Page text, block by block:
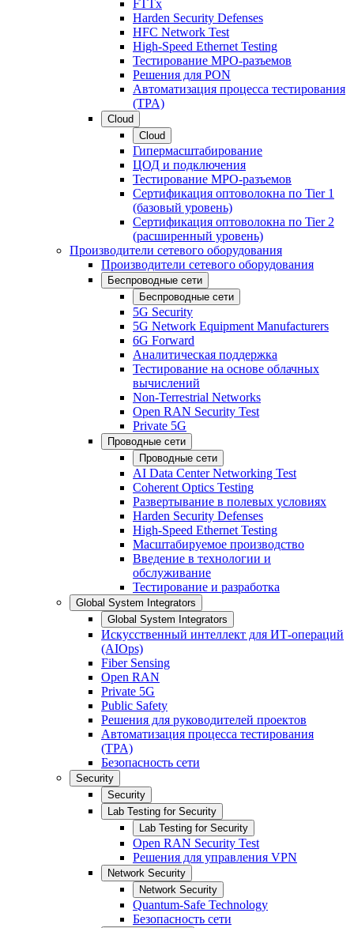
FTTx
Harden Security Defenses
HFC Network Test
High-Speed Ethernet Testing
Тестирование МРО-разъемов
Решения для PON
Автоматизация процесса тестирования
(TPA)
Cloud
Cloud
Гипермасштабирование
ЦОД и подключения
Тестирование МРО-разъемов
Сертификация оптоволокна по Tier 1
(базовый уровень)
Сертификация оптоволокна по Tier 2
(расширенный уровень)
Производители сетевого оборудования
Производители сетевого оборудования
Беспроводные сети
Беспроводные сети
5G Security
5G Network Equipment Manufacturers
6G Forward
Аналитическая поддержка
Тестирование на основе облачных
вычислений
Non-Terrestrial Networks
Open RAN Security Test
Private 5G
Проводные сети
Проводные сети
AI Data Center Networking Test
Coherent Optics Testing
Развертывание в полевых условиях
Harden Security Defenses
High-Speed Ethernet Testing
Масштабируемое производство
Введение в технологии и
обслуживание
Тестирование и разработка
Global System Integrators
Global System Integrators
Искусственный интеллект для ИТ-операций
(AIOps)
Fiber Sensing
Open RAN
Private 5G
Public Safety
Решения для руководителей проектов
Автоматизация процесса тестирования
(TPA)
Безопасность сети
Security
Security
Lab Testing for Security
Lab Testing for Security
Open RAN Security Test
Решения для управления VPN
Network Security
Network Security
Quantum-Safe Technology
Безопасность сети